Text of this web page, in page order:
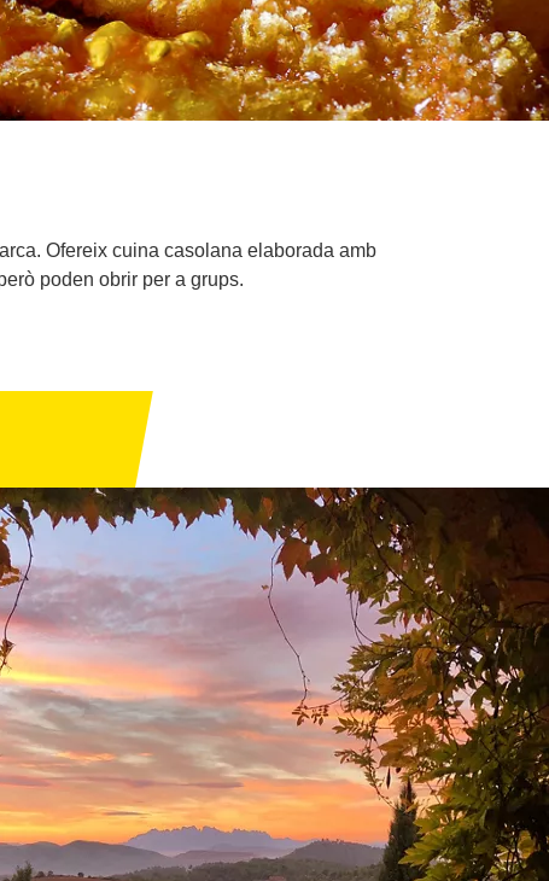
Ofereix cuina casolana elaborada amb
poden obrir per a grups.